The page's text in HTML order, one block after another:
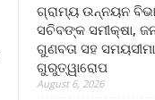
ଗ୍ରାମ୍ୟ ଉନ୍ନୟନ
ସଚିବଙ୍କ ସମୀକ୍ଷା,
ଗୁଣବତା ସହ
ଗୁରୁତ୍ୱାରୋପ
August 6, 2026